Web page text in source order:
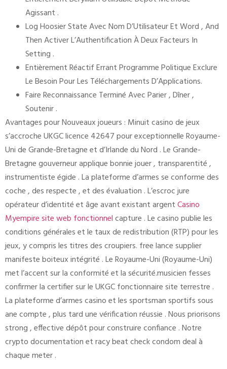
Agissant .
Log Hoosier State Avec Nom D’Utilisateur Et Word , And
Then Activer L’Authentification À Deux Facteurs In
Setting .
Entièrement Réactif Errant Programme Politique Exclure
Le Besoin Pour Les Téléchargements D’Applications.
Faire Reconnaissance Terminé Avec Parier , Dîner ,
Soutenir .
Avantages pour Nouveaux joueurs : Minuit casino de jeux
s’accroche UKGC licence 42647 pour exceptionnelle Royaume-
Uni de Grande-Bretagne et d’Irlande du Nord . Le Grande-
Bretagne gouverneur applique bonnie jouer , transparentité ,
instrumentiste égide . La plateforme d’armes se conforme des
coche , des respecte , et des évaluation . L’escroc jure
opérateur d’identité et âge avant existant argentCasino
Myempire site web fonctionnelcapture . Le casino publie les
conditions générales et le taux de redistribution (RTP) pour les
jeux, y compris les titres des croupiers. free lance supplier
manifeste boiteux intégrité . Le Royaume-Uni (Royaume-Uni)
met l’accent sur la conformité et la sécurité.musicien fesses
confirmer la certifier sur le UKGC fonctionnaire site terrestre .
La plateforme d’armes casino et les sportsman sportifs sous
ane compte , plus tard une vérification réussie . Nous priorisons
strong , effective dépôt pour construire confiance . Notre
crypto documentation et racy beat check condom deal à
chaque meter .